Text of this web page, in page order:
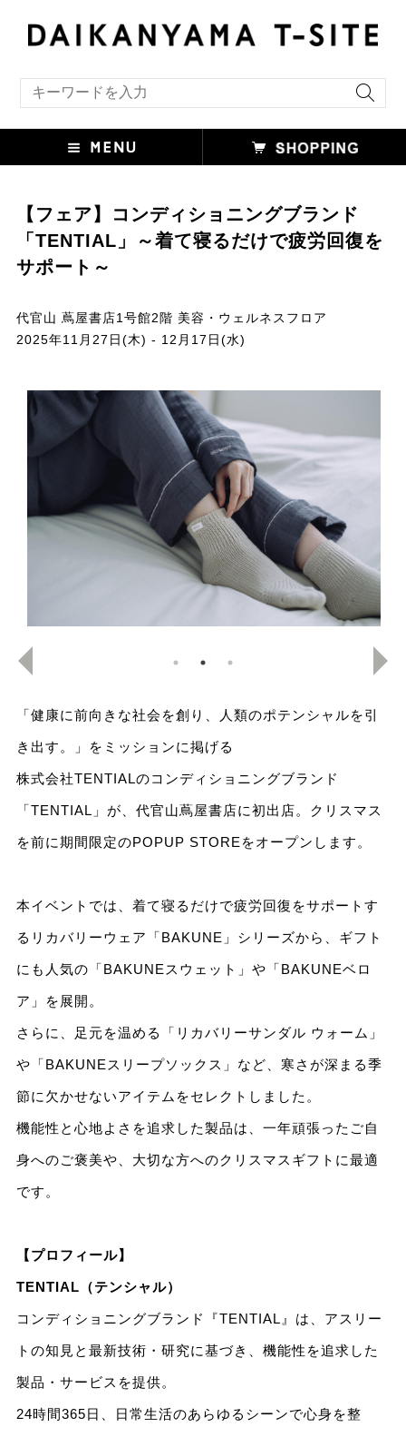
【フェア】コンディショニングブランド
「TENTIAL」～着て寝るだけで疲労回復を
サポート～
代官山 蔦屋書店1号館2階 美容・ウェルネスフロア
2025年11月27日(木) - 12月17日(水)
「健康に前向きな社会を創り、人類のポテンシャルを引
き出す。」をミッションに掲げる
株式会社TENTIALのコンディショニングブランド
「TENTIAL」が、代官山蔦屋書店に初出店。クリスマス
を前に期間限定のPOPUP STOREをオープンします。
本イベントでは、着て寝るだけで疲労回復をサポートす
るリカバリーウェア「BAKUNE」シリーズから、ギフト
にも人気の「BAKUNEスウェット」や「BAKUNEベロ
ア」を展開。
さらに、足元を温める「リカバリーサンダル ウォーム」
や「BAKUNEスリープソックス」など、寒さが深まる季
節に欠かせないアイテムをセレクトしました。
機能性と心地よさを追求した製品は、一年頑張ったご自
身へのご褒美や、大切な方へのクリスマスギフトに最適
です。
【プロフィール】
TENTIAL（テンシャル）
コンディショニングブランド『TENTIAL』は、アスリー
トの知見と最新技術・研究に基づき、機能性を追求した
製品・サービスを提供。
24時間365日、日常生活のあらゆるシーンで心身を整